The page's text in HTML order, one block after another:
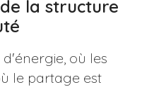
la structure
où les
le partage est